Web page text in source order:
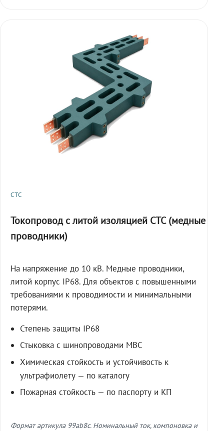
СТС
Токопровод с литой изоляцией СТС (медные
проводники)
На напряжение до 10 кВ. Медные проводники,
литой корпус IP68. Для объектов с повышенными
требованиями к проводимости и минимальными
потерями.
Степень защиты IP68
Стыковка с шинопроводами МВС
Химическая стойкость и устойчивость к
ультрафиолету — по каталогу
Пожарная стойкость — по паспорту и КП
Формат артикула 99ab8c. Номинальный ток, компоновка и